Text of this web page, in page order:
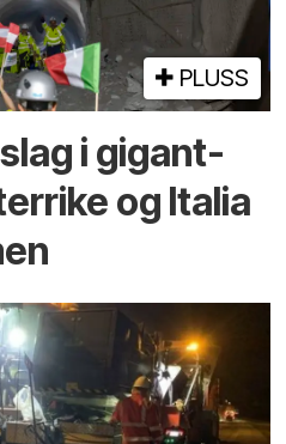
PLUSS
i gigant­
og Italia